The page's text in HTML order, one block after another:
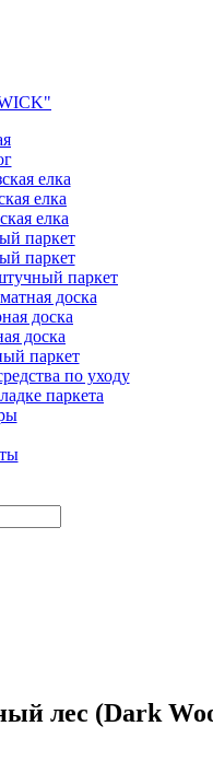
елка
елка
елка
паркет
паркет
паркет
доска
доска
доска
паркет
по уходу
паркета
лес (Dark